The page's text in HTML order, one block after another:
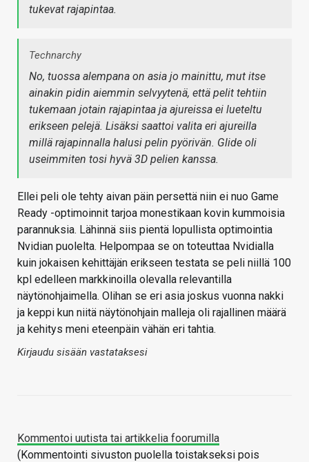
tukevat rajapintaa.
Technarchy
No, tuossa alempana on asia jo mainittu, mut itse
ainakin pidin aiemmin selvyytenä, että pelit tehtiin
tukemaan jotain rajapintaa ja ajureissa ei lueteltu
erikseen pelejä. Lisäksi saattoi valita eri ajureilla
millä rajapinnalla halusi pelin pyörivän. Glide oli
useimmiten tosi hyvä 3D pelien kanssa.
Ellei peli ole tehty aivan päin persettä niin ei nuo Game
Ready -optimoinnit tarjoa monestikaan kovin kummoisia
parannuksia. Lähinnä siis pientä lopullista optimointia
Nvidian puolelta. Helpompaa se on toteuttaa Nvidialla
kuin jokaisen kehittäjän erikseen testata se peli niillä 100
kpl edelleen markkinoilla olevalla relevantilla
näytönohjaimella. Olihan se eri asia joskus vuonna nakki
ja keppi kun niitä näytönohjain malleja oli rajallinen määrä
ja kehitys meni eteenpäin vähän eri tahtia.
Kirjaudu sisään vastataksesi
Kommentoi uutista tai artikkelia foorumilla
(Kommentointi sivuston puolella toistakseksi pois